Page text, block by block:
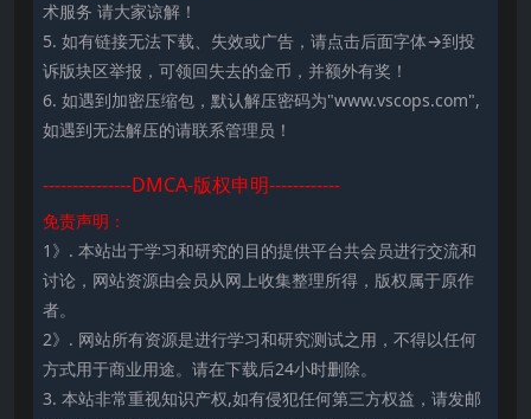
术服务 请大家谅解！
5. 如有链接无法下载、失效或广告，请点击后面字体→到投
诉版块区举报，可领回失去的金币，并额外有奖！
6. 如遇到加密压缩包，默认解压密码为"www.vscops.com",
如遇到无法解压的请联系管理员！
---------------DMCA-版权申明------------
免责声明：
1》. 本站出于学习和研究的目的提供平台共会员进行交流和
讨论，网站资源由会员从网上收集整理所得，版权属于原作
者。
2》. 网站所有资源是进行学习和研究测试之用，不得以任何
方式用于商业用途。请在下载后24小时删除。
3. 本站非常重视知识产权,如有侵犯任何第三方权益，请发邮